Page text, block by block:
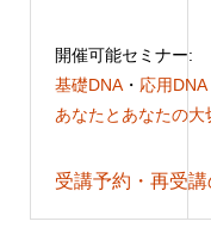
開催可能セミナー:
基礎DNA ・ 応用DNA
あなたとあなたの大
受講予約・再受